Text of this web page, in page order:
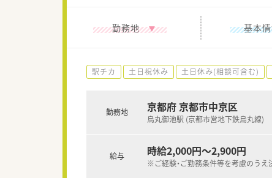
勤務地 基本
駅チカ 土日祝休み 土日休み(相談可含む)
勤務地 京都府 京都市中京区
烏丸御池駅 (京都市営地下鉄烏丸線)
給与 時給2,000円～2,900円
※ご経験・ご勤務条件等を考慮のうえ